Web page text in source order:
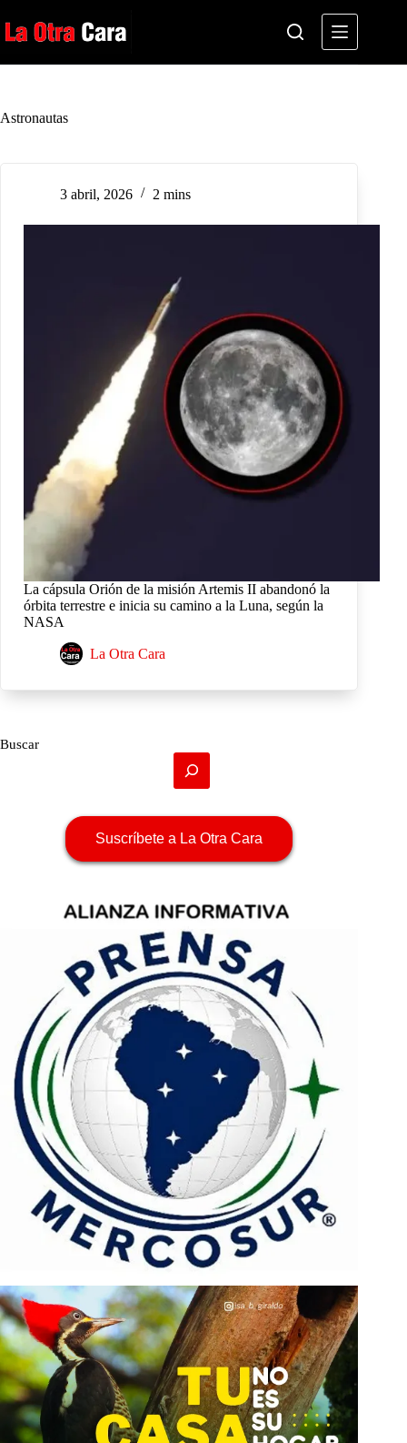
al
contenido
Astronautas
3 abril, 2026 2 mins
La cápsula Orión de la misión Artemis II abandonó la
órbita terrestre e inicia su camino a la Luna, según la
NASA
La Otra Cara
Buscar
Suscríbete a La Otra Cara